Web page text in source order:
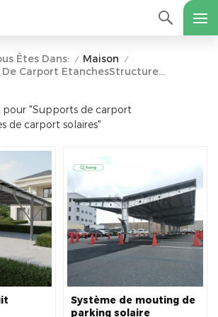
Êtes Dans: / Maison /
Supports De Carport ÉtanchesStructures De Carport Solaires
pour "Supports de carport
de carport solaires"
Système de mouting de
parking solaire